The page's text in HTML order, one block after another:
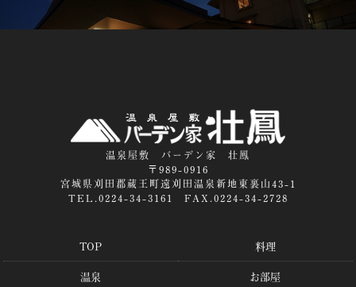
温泉屋敷 バーデン家 壮鳳
〒989-0916
宮城県刈田郡蔵王町遠刈田温泉新地東裏山43-1
TEL.0224-34-3161 FAX.0224-34-2728
TOP
料理
温泉
お部屋